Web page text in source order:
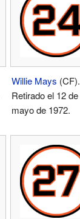
Willie Mays (CF).
Retirado el 12 de
mayo de 1972.